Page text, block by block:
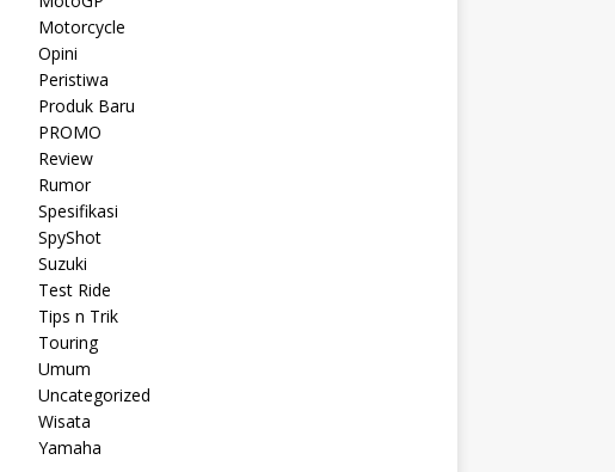
Motorcycle
Opini
Peristiwa
Produk Baru
PROMO
Review
Rumor
Spesifikasi
SpyShot
Suzuki
Test Ride
Tips n Trik
Touring
Umum
Uncategorized
Wisata
Yamaha